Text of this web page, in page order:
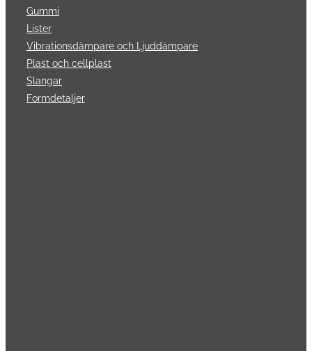
Gummi
Lister
Vibrationsdämpare och Ljuddämpare
Plast och cellplast
Slangar
Formdetaljer